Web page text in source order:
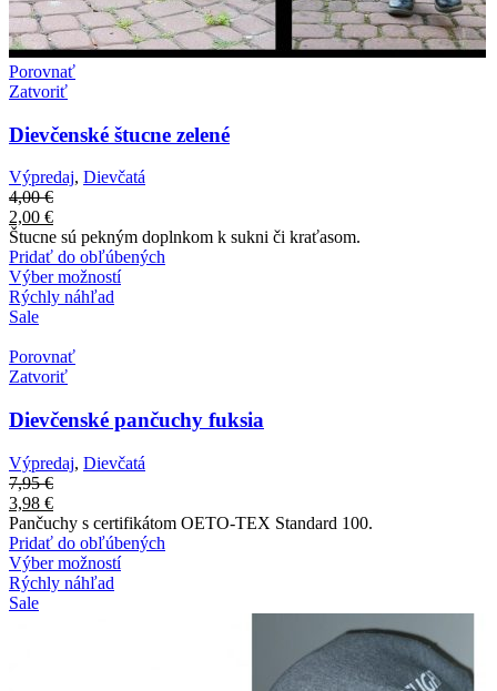
Porovnať
Zatvoriť
Dievčenské štucne zelené
Výpredaj, Dievčatá
4,00€
2,00 €
Štucne sú pekným doplnkom k sukni či kraťasom.
Pridať do obľúbených
Výber možností
Rýchly náhľad
Sale
Porovnať
Zatvoriť
Dievčenské pančuchy fuksia
Výpredaj, Dievčatá
7,95€
3,98 €
Pančuchy s certifikátom OETO-TEX Standard 100.
Pridať do obľúbených
Výber možností
Rýchly náhľad
Sale